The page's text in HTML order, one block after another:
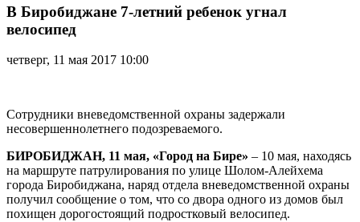
Биробиджане
7-
летний
угнал
В Биробиджане 7-летний ребенок угнал
велосипед
четверг, 11 мая 2017 10:00
Сотрудники вневедомственной охраны задержали
несовершеннолетнего подозреваемого.
БИРОБИДЖАН, 11 мая, «Город на Бире» – 10 мая, находясь
на маршруте патрулирования по улице Шолом-Алейхема
города Биробиджана, наряд отдела вневедомственной охраны
получил сообщение о том, что со двора одного из домов был
похищен дорогостоящий подростковый велосипед.